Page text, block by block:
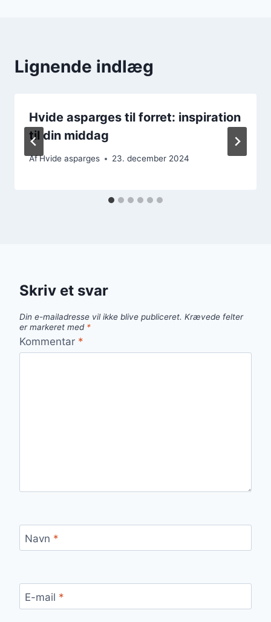
Lignende indlæg
Hvide asparges til forret: inspiration
til din middag
AfHvide asparges 23. december 2024
Skriv et svar
Din e-mailadresse vil ikke blive publiceret. Krævede felter
er markeret med *
Kommentar *
Navn *
E-mail *